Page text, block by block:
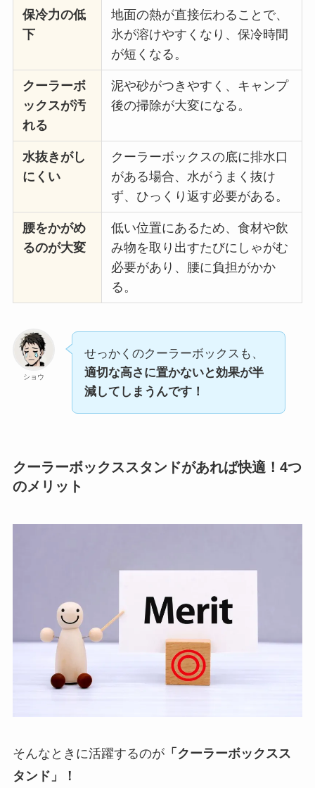
保冷力の低
下
地面の熱が直接伝わることで、
氷が溶けやすくなり、保冷時間
が短くなる。
クーラーボ
ックスが汚
れる
泥や砂がつきやすく、キャンプ
後の掃除が大変になる。
水抜きがし
にくい
クーラーボックスの底に排水口
がある場合、水がうまく抜け
ず、ひっくり返す必要がある。
腰をかがめ
るのが大変
低い位置にあるため、食材や飲
み物を取り出すたびにしゃがむ
必要があり、腰に負担がかか
る。
ショウ
せっかくのクーラーボックスも、
適切な高さに置かないと効果が半
減してしまうんです！
クーラーボックススタンドがあれば快適！4つ
のメリット
そんなときに活躍するのが「クーラーボックスス
タンド」！